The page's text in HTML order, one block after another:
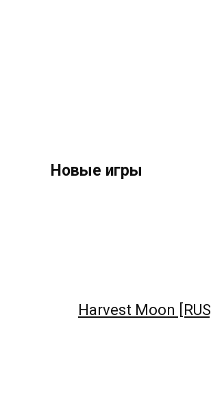
Новые игры
Harvest Moon [RUS]